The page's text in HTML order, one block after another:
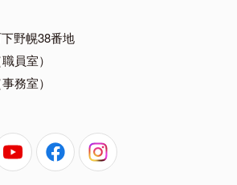
野幌38番地
職員室）
事務室）